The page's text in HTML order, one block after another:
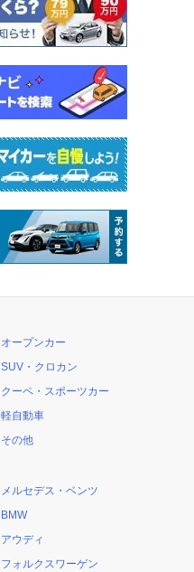
オープンカー
SUV・クロカン
クーペ・スポーツカー
軽自動車
その他
メルセデス・ベンツ
BMW
アウディ
フォルクスワーゲン